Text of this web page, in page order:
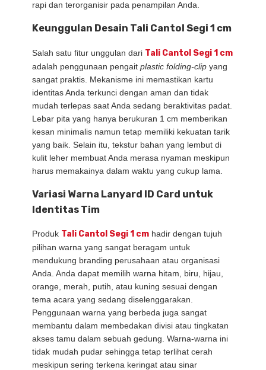
rapi dan terorganisir pada penampilan Anda.
Keunggulan Desain Tali Cantol Segi 1 cm
Salah satu fitur unggulan dari Tali Cantol Segi 1 cm
adalah penggunaan pengait plastic folding-clip yang
sangat praktis. Mekanisme ini memastikan kartu
identitas Anda terkunci dengan aman dan tidak
mudah terlepas saat Anda sedang beraktivitas padat.
Lebar pita yang hanya berukuran 1 cm memberikan
kesan minimalis namun tetap memiliki kekuatan tarik
yang baik. Selain itu, tekstur bahan yang lembut di
kulit leher membuat Anda merasa nyaman meskipun
harus memakainya dalam waktu yang cukup lama.
Variasi Warna Lanyard ID Card untuk
Identitas Tim
Produk Tali Cantol Segi 1 cm hadir dengan tujuh
pilihan warna yang sangat beragam untuk
mendukung branding perusahaan atau organisasi
Anda. Anda dapat memilih warna hitam, biru, hijau,
orange, merah, putih, atau kuning sesuai dengan
tema acara yang sedang diselenggarakan.
Penggunaan warna yang berbeda juga sangat
membantu dalam membedakan divisi atau tingkatan
akses tamu dalam sebuah gedung. Warna-warna ini
tidak mudah pudar sehingga tetap terlihat cerah
meskipun sering terkena keringat atau sinar